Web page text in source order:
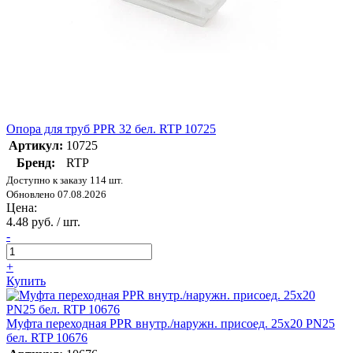
Опора для труб PPR 32 бел. RTP 10725
Артикул: 10725
Бренд:
RTP
Доступно к заказу 114 шт.
Обновлено 07.08.2026
Цена:
4.48 руб. / шт.
-
+
Купить
Муфта переходная PPR внутр./наружн. присоед. 25х20 PN25
бел. RTP 10676